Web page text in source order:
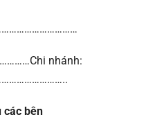
nhánh:
các bên